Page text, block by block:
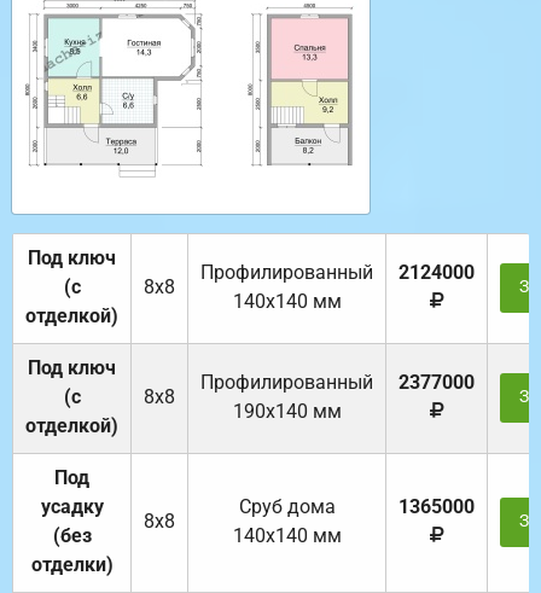
Под ключ
(с
отделкой)
8х8
Профилированный
140х140 мм
2124000
Под ключ
(с
отделкой)
8х8
Профилированный
190х140 мм
2377000
Под
усадку
(без
отделки)
8х8
Cруб дома
140х140 мм
1365000